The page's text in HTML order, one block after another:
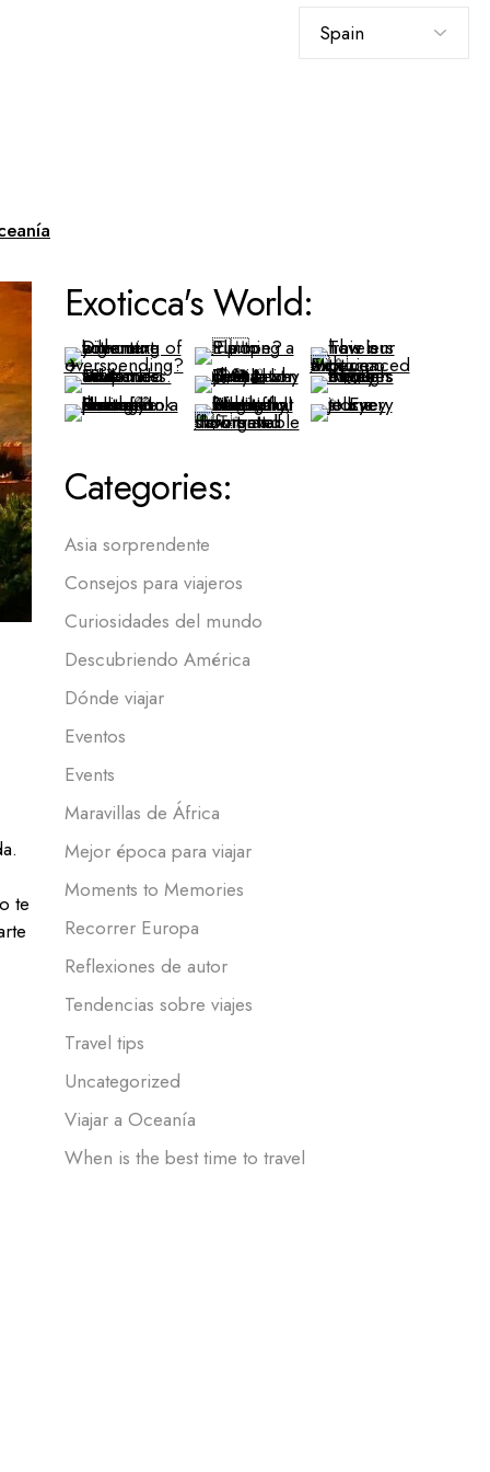
idioma
te
Exoticca's World:
Categories:
Asia sorprendente
Consejos para viajeros
Curiosidades del mundo
Descubriendo América
Dónde viajar
Eventos
Events
Maravillas de África
Mejor época para viajar
Moments to Memories
Recorrer Europa
Reflexiones de autor
Tendencias sobre viajes
Travel tips
Uncategorized
Viajar a Oceanía
When is the best time to travel